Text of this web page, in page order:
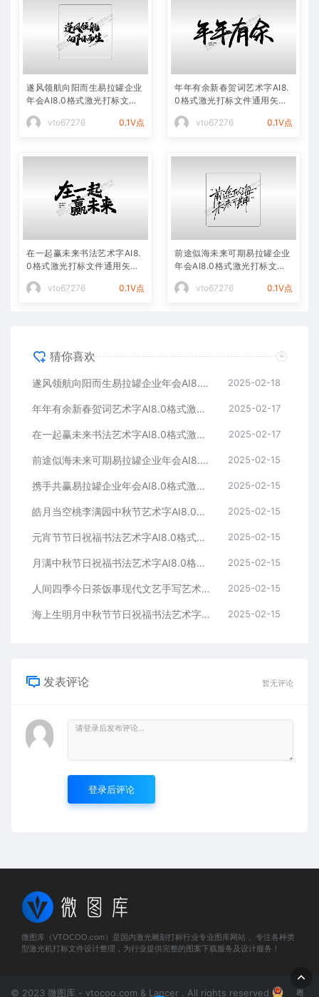
遂风领航向阳而生易拉罐企业
年会AI8.0格式激光打标文件
vto67276
0.1V点
年年有余新春贺词艺术字AI8.
0格式激光打标文件通用矢量
vto67276
0.1V点
在一起赢未来书法艺术字AI8.
0格式激光打标文件通用矢量
图
vto67276
0.1V点
前途似海未来可期易拉罐企业
年会AI8.0格式激光打标文件
通用矢量图
vto67276
0.1V点
猜你喜欢
遂风领航向阳而生易拉罐企业年会AI8.0格式激光打标文件通用矢量图 2025-02-18
年年有余新春贺词艺术字AI8.0格式激光打标文件通用矢量图 2025-02-17
在一起赢未来书法艺术字AI8.0格式激光打标文件通用矢量图 2025-02-17
前途似海未来可期易拉罐企业年会AI8.0格式激光打标文件通用矢量图 2025-02-15
携手共赢易拉罐企业年会AI8.0格式激光打标文件通用矢量图 2025-02-15
皓月当空桃李满园中秋节艺术字AI8.0格式激光打标文件通用矢量图 2025-02-15
元宵节节日祝福书法艺术字AI8.0格式激光打标文件通用矢量图 2025-02-15
月满中秋节日祝福书法艺术字AI8.0格式激光打标文件通用矢量图 2025-02-15
人间四季今日茶饭事现代文艺手写艺术字AI8.0格式激光打标文件通用矢量图 2025-02-15
海上生明月中秋节节日祝福书法艺术字AI8.0格式激光打标文件通用矢量图 2025-02-15
发表评论 暂无评论
登录后评论
微图库（VTOCOO.com）是国内激光雕刻打标行业专业图库网站， 专注各种类
型激光机打标文件设计整理，为行业提供完整的图案下载服务及设计服务！
© 2023 微图库 - vtocoo.com & Lancer . All rights reserved 粤